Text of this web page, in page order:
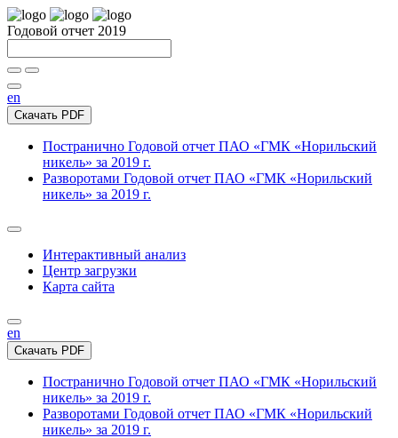
Годовой отчет 2019
en
Скачать PDF
Постранично Годовой отчет ПАО «ГМК «Норильский
никель» за 2019 г.
Разворотами Годовой отчет ПАО «ГМК «Норильский
никель» за 2019 г.
Интерактивный анализ
Центр загрузки
Карта сайта
en
Скачать PDF
Постранично Годовой отчет ПАО «ГМК «Норильский
никель» за 2019 г.
Разворотами Годовой отчет ПАО «ГМК «Норильский
никель» за 2019 г.